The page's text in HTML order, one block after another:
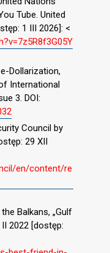
Tube. United
1 III 2026]: <
Dollarization,
International
3. DOI:
Council by
29 XII
en/content/re
Balkans, „Gulf
2022 [dostęp: